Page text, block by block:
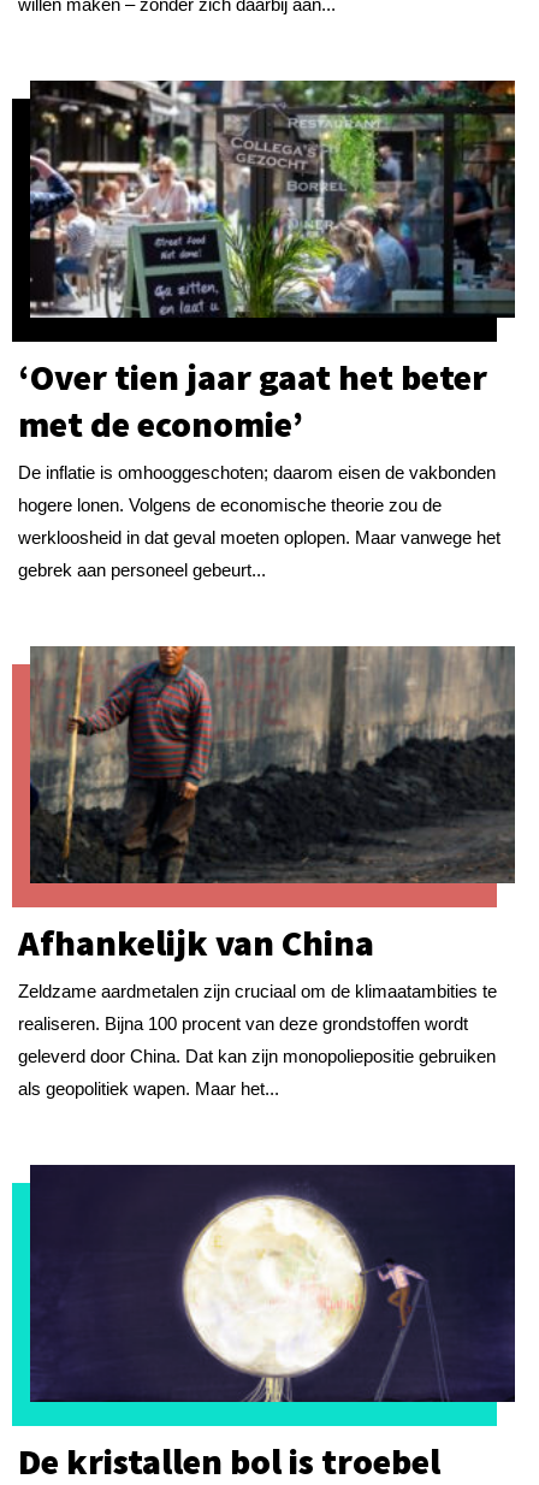
willen maken – zonder zich daarbij aan...
‘Over tien jaar gaat het beter
met de economie’
De inflatie is omhooggeschoten; daarom eisen de vakbonden
hogere lonen. Volgens de economische theorie zou de
werkloosheid in dat geval moeten oplopen. Maar vanwege het
gebrek aan personeel gebeurt...
Afhankelijk van China
Zeldzame aardmetalen zijn cruciaal om de klimaatambities te
realiseren. Bijna 100 procent van deze grondstoffen wordt
geleverd door China. Dat kan zijn monopoliepositie gebruiken
als geopolitiek wapen. Maar het...
De kristallen bol is troebel